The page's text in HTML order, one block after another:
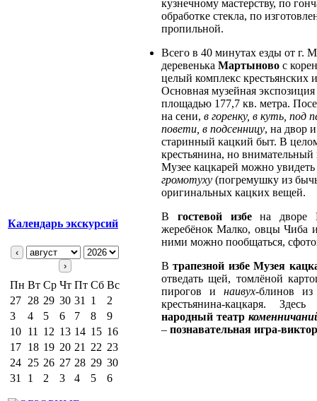
Календарь экскурсий
‹
›
Пн Вт Ср Чт Пт Сб Вс
27 28 29 30 31 1
2
3
4 5 6 7 8
9
10 11 12 13 14 15 16
17 18 19 20 21 22 23
24 25 26 27 28 29 30
31
1 2 3 4 5 6
кузнечному мастерству, по
обработке стекла, по
пропильной.
Всего в 40 минутах езды от г.
деревенька Мартыново с
целый комплекс крестьянских
Основная музейная
площадью 177,7 кв. метра.
на сени, в горенку, в куть, под
повети, в подсенницу, на двор
старинный кацкий быт. В
крестьянина, но внимательный
Музее кацкарей можно увидеть
громотуху (погремушку из
оригинальных кацких вещей.
В гостевой избена дворе
жеребёнок Малко, овцы Чиба
ними можно пообщаться,
Втрапезной избе Музея
отведать щей, томлёной
пирогов и наивух-блинов
крестьянина-кацкаря.
народный театр коме
– познавательная игра-